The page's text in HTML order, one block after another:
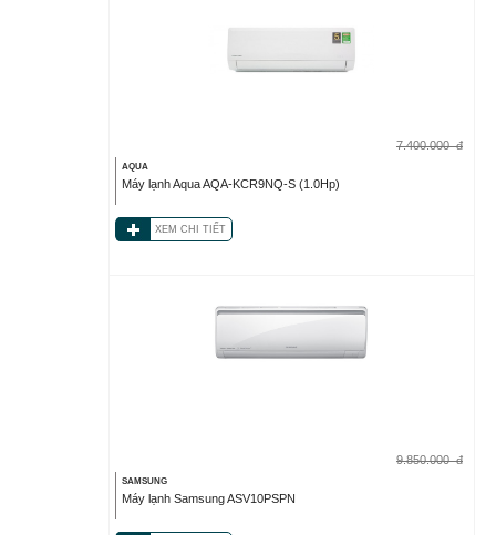
7.400.000 đ
AQUA
Máy lạnh Aqua AQA-KCR9NQ-S (1.0Hp)
XEM CHI TIẾT
9.850.000 đ
SAMSUNG
Máy lạnh Samsung ASV10PSPN